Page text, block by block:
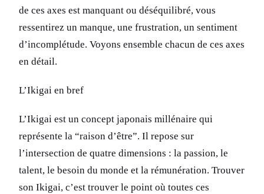
de ces axes est manquant ou déséquilibré, vous
ressentirez un manque, une frustration, un sentiment
d’incomplétude. Voyons ensemble chacun de ces axes
en détail.
L’Ikigai en bref
L’Ikigai est un concept japonais millénaire qui
représente la “raison d’être”. Il repose sur
l’intersection de quatre dimensions : la passion, le
talent, le besoin du monde et la rémunération. Trouver
son Ikigai, c’est trouver le point où toutes ces